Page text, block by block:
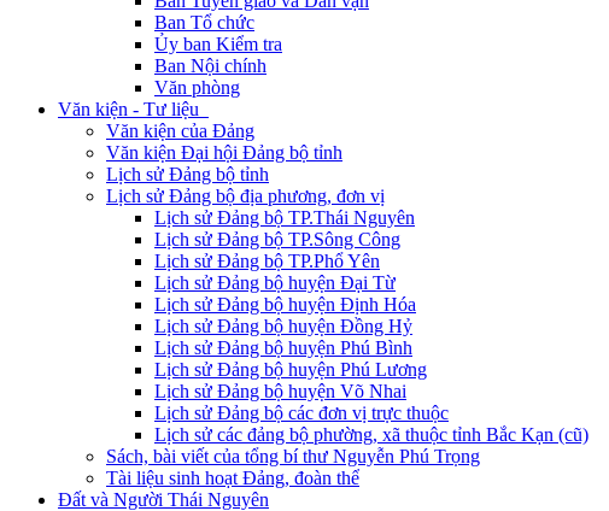
Ban Tổ chức
Ủy ban Kiểm tra
Ban Nội chính
Văn phòng
Văn kiện - Tư liệu
Văn kiện của Đảng
Văn kiện Đại hội Đảng bộ tỉnh
Lịch sử Đảng bộ tỉnh
Lịch sử Đảng bộ địa phương, đơn vị
Lịch sử Đảng bộ TP.Thái Nguyên
Lịch sử Đảng bộ TP.Sông Công
Lịch sử Đảng bộ TP.Phổ Yên
Lịch sử Đảng bộ huyện Đại Từ
Lịch sử Đảng bộ huyện Định Hóa
Lịch sử Đảng bộ huyện Đồng Hỷ
Lịch sử Đảng bộ huyện Phú Bình
Lịch sử Đảng bộ huyện Phú Lương
Lịch sử Đảng bộ huyện Võ Nhai
Lịch sử Đảng bộ các đơn vị trực thuộc
Lịch sử các đảng bộ phường, xã thuộc tỉnh Bắc Kạn (cũ)
Sách, bài viết của tổng bí thư Nguyễn Phú Trọng
Tài liệu sinh hoạt Đảng, đoàn thể
Đất và Người Thái Nguyên